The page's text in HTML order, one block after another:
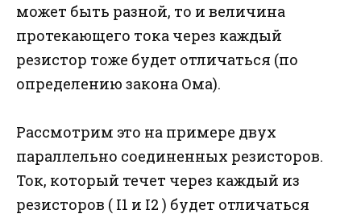
может быть разной, то и величина
протекающего тока через каждый
резистор тоже будет отличаться (по
определению закона Ома).
Рассмотрим это на примере двух
параллельно соединенных резисторов.
Ток, который течет через каждый из
резисторов ( I1 и I2 ) будет отличаться